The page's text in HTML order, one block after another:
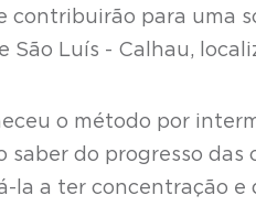
para uma
Luís - Calhau,
o método por
do progresso das
a ter concentração e